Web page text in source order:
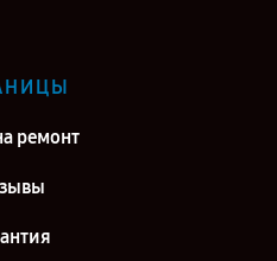
ремонт